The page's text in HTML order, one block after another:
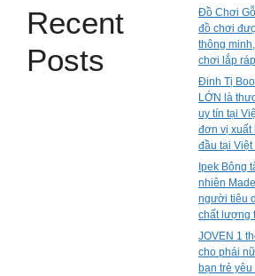
Recent
Posts
Đồ Chơi
đồ chơi
thông
chơi lắp
Đinh Tị
LỚN là
uy tín tại
đơn vị xuất
đầu tại Việt
Ipek Bông
nhiên
người tiêu
chất lượng
JOVEN 1
cho phái
bạn trẻ